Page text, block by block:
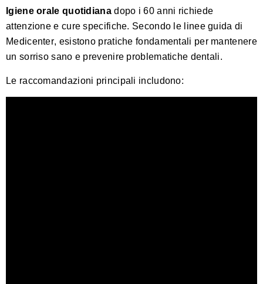
Igiene orale quotidianadopo i 60 anni richiede
attenzione e cure specifiche. Secondo le linee guida di
Medicenter, esistono pratiche fondamentali per mantenere
un sorriso sano e prevenire problematiche dentali.
Le raccomandazioni principali includono: